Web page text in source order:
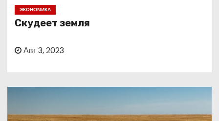
ЭКОНОМИКА
Скудеет земля
Авг 3, 2023